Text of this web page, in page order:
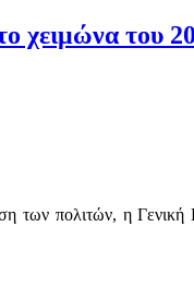
χειμώνα του
των πολιτών, η Γενική